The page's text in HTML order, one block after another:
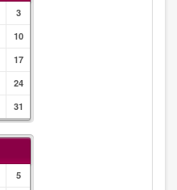
3
10
17
24
31
5